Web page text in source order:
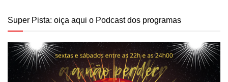
Super Pista: oiça aqui o Podcast dos programas